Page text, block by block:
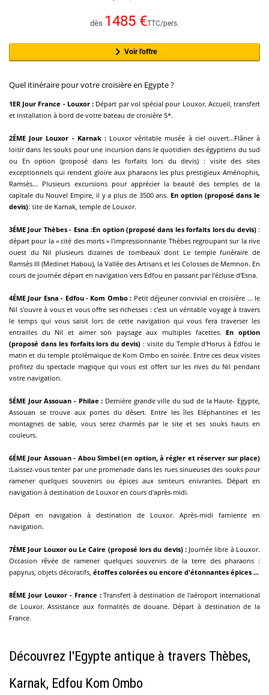
dès 1485 €TTC/pers.
Voir l'offre
Quel itinéraire pour votre croisière en Egypte ?
1ER Jour France - Louxor : Départ par vol spécial pour Louxor. Accueil, transfert
et installation à bord de votre bateau de croisière 5*.
2ÉME Jour Louxor - Karnak : Louxor véritable musée à ciel ouvert...Flâner à
loisir dans les souks pour une incursion dans le quotidien des égyptiens du sud
ou En option (proposé dans les forfaits lors du devis) : visite des sites
exceptionnels qui rendent gloire aux pharaons les plus prestigieux Aménophis,
Ramsès... Plusieurs excursions pour apprécier la beauté des temples de la
capitale du Nouvel Empire, il y a plus de 3500 ans. En option (proposé dans le
devis): site de Karnak, temple de Louxor.
3ÉME Jour Thèbes - Esna :En option (proposé dans les forfaits lors du devis):
départ pour la « cité des morts » l'impressionnante Thèbes regroupant sur la rive
ouest du Nil plusieurs dizaines de tombeaux dont Le temple funéraire de
Ramsès III (Medinet Habou), la Vallée des Artisans et les Colosses de Memnon. En
cours de journée départ en navigation vers Edfou en passant par l'écluse d'Esna.
4ÉME Jour Esna - Edfou - Kom Ombo : Petit déjeuner convivial en croisière ... le
Nil s'ouvre à vous et vous offre ses richesses : c'est un véritable voyage à travers
le temps qui vous saisit lors de cette navigation qui vous fera traverser les
entrailles du Nil et aimer son paysage aux multiples facettes. En option
(proposé dans les forfaits lors du devis) : visite du Temple d'Horus à Edfou le
matin et du temple ptolémaïque de Kom Ombo en soirée. Entre ces deux visites
profitez du spectacle magique qui vous est offert sur les rives du Nil pendant
votre navigation.
5ÉME Jour Assouan - Philae : Dernière grande ville du sud de la Haute- Egypte,
Assouan se trouve aux portes du désert. Entre les îles Eléphantines et les
montagnes de sable, vous serez charmés par le site et ses souks hauts en
couleurs.
6ÉME Jour Assouan - Abou Simbel (en option, à régler et réserver sur place)
:Laissez-vous tenter par une promenade dans les rues sinueuses des souks pour
ramener quelques souvenirs ou épices aux senteurs enivrantes. Départ en
navigation à destination de Louxor en cours d'après-midi.
Départ en navigation à destination de Louxor. Après-midi farniente en
navigation.
7ÉME Jour Louxor ou Le Caire (proposé lors du devis) : Journée libre à Louxor.
Occasion rêvée de ramener quelques souvenirs de la terre des pharaons :
papyrus, objets décoratifs, étoffes colorées ou encore d'étonnantes épices ...
8ÉME Jour Louxor - France :Transfert à destination de l'aéroport international
de Louxor. Assistance aux formalités de douane. Départ à destination de la
France.
Découvrez l'Egypte antique à travers Thèbes,
Karnak, Edfou Kom Ombo